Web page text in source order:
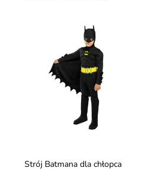
Strój Batmana dla chłopca